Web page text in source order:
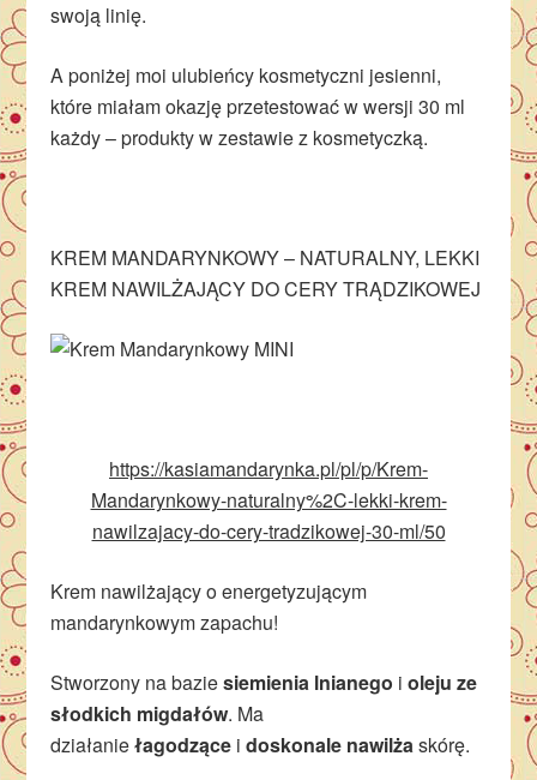
swoją linię.
A poniżej moi ulubieńcy kosmetyczni jesienni,
które miałam okazję przetestować w wersji 30 ml
każdy – produkty w zestawie z kosmetyczką.
KREM MANDARYNKOWY – NATURALNY, LEKKI
KREM NAWILŻAJĄCY DO CERY TRĄDZIKOWEJ
https://kasiamandarynka.pl/pl/p/Krem-
Mandarynkowy-naturalny%2C-lekki-krem-
nawilzajacy-do-cery-tradzikowej-30-ml/50
Krem nawilżający o energetyzującym
mandarynkowym zapachu!
Stworzony na baziesiemienia lnianego ioleju ze
słodkich migdałów. Ma
działaniełagodzące idoskonale nawilżaskórę.